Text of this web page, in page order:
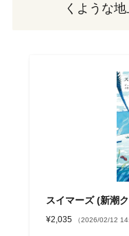
くような
スイマーズ (新潮
¥2,035 （2026/02/12